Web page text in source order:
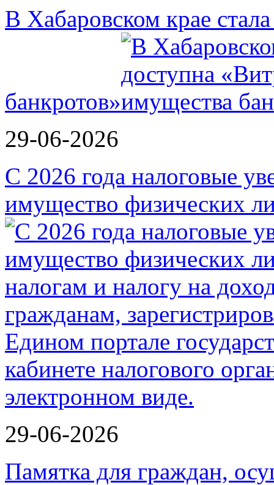
В Хабаровском крае
банкротов»
29-06-2026
С 2026 года налоговые
имущество физических
29-06-2026
Памятка для граждан,